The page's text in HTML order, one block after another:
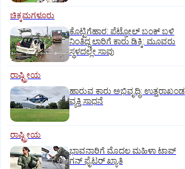
ಚಿಕ್ಕಮಗಳೂರು
ಕೊಟ್ಟಿಗೆಹಾರ: ಪೆಟ್ರೋಲ್ ಬಂಕ್ ಬಳಿ
ನಿಂತಿದ್ದ ಲಾರಿಗೆ ಕಾರು ಡಿಕ್ಕಿ: ಮೂವರು
ಸ್ಥಳದಲ್ಲೇ ಸಾವು
ರಾಷ್ಟ್ರೀಯ
ಹಾರುವ ಕಾರು ಅಭಿವೃದ್ಧಿ: ಉತ್ತರಾಖಂಡ
ವ್ಯಕ್ತಿ ಸಾಧನೆ
ರಾಷ್ಟ್ರೀಯ
ಭಾವನಾರಿಗೆ ಮೊದಲ ಮಹಿಳಾ ಟಾಪ್‌
ಗನ್‌ ಫೈಟರ್‌ ಖ್ಯಾತಿ